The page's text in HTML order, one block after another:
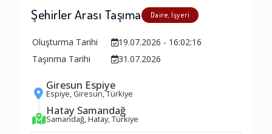
Şehirler Arası Taşıma Daire, İşyeri
Oluşturma Tarihi
19.07.2026 - 16:02:16
Taşınma Tarihi
31.07.2026
Giresun Espiye
Espiye, Giresun, Türkiye
Hatay Samandağ
Samandağ, Hatay, Türkiye